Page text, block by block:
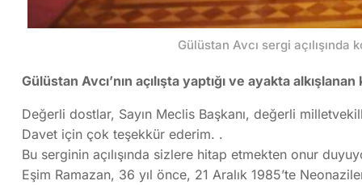
Gülüstan Avcı sergi açılışında
Gülüstan Avcı’nın açılışta yaptığı ve ayakta
Değerli dostlar, Sayın Meclis Başkanı, değerli
Davet için çok teşekkür ederim. .
Bu serginin açılışında sizlere hitap etmekten onur
Eşim Ramazan, 36 yıl önce, 21 Aralık 1985’te